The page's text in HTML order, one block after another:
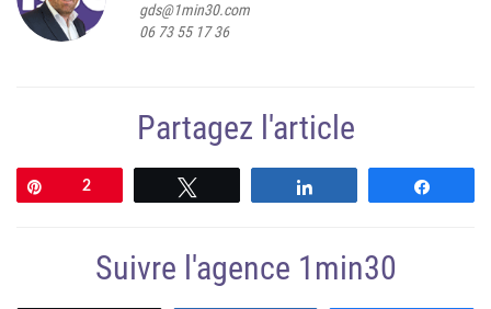
gds@1min30.com
06 73 55 17 36
Partagez l'article
Épingle
2
Suivre l'agence 1min30